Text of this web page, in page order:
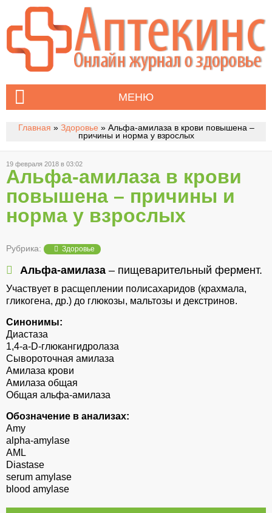
МЕНЮ
Главная » Здоровье » Альфа-амилаза в крови повышена –
причины и норма у взрослых
19 февраля 2018 в 03:02
Альфа-амилаза в крови
повышена – причины и
норма у взрослых
Рубрика: Здоровье
Альфа-амилаза – пищеварительный фермент.
Участвует в расщеплении полисахаридов (крахмала,
гликогена, др.) до глюкозы, мальтозы и декстринов.
Синонимы:
Диастаза
1,4-a-D-глюкангидролаза
Сывороточная амилаза
Амилаза крови
Амилаза общая
Общая альфа-амилаза
Обозначение в анализах:
Amy
alpha-amylase
AML
Diastase
serum amylase
blood amylase